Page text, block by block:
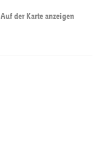
Auf der Karte anzeigen